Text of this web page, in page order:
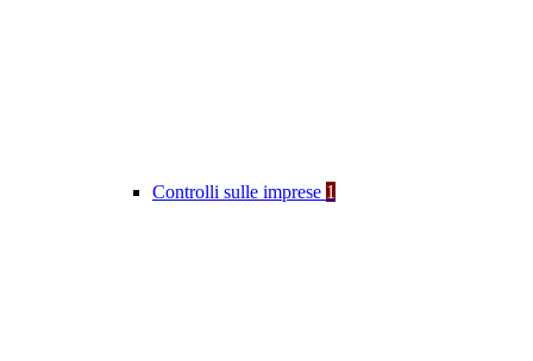
Controlli sulle imprese 1